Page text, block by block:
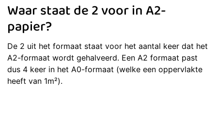
Waar staat de 2 voor in A2-
papier?
De 2 uit het formaat staat voor het aantal keer dat het
A2-formaat wordt gehalveerd. Een A2 formaat past
dus 4 keer in het A0-formaat (welke een oppervlakte
heeft van 1m²).